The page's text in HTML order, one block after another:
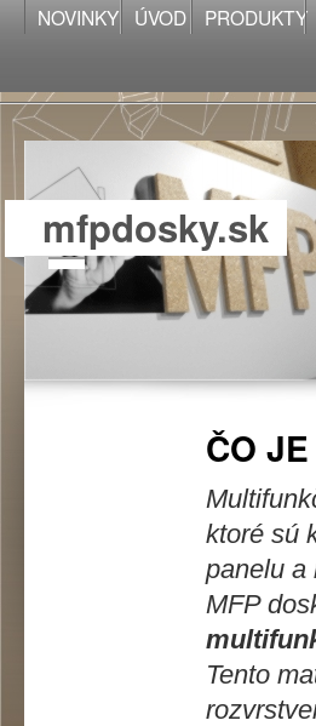
NOVINKY ÚVOD PRODUKTY
mfpdosky.sk
ČO
ktoré sú
panelu a
MFP
Tento